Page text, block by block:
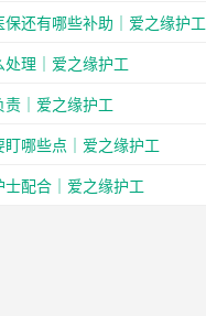
还有哪些补助｜爱之缘护工
理｜爱之缘护工
｜爱之缘护工
哪些点｜爱之缘护工
配合｜爱之缘护工